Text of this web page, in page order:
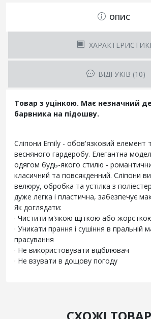
ОПИС
ВІДГУКІВ (10)
Товар з уцінкою. Має незначний
барвника на підошву.
Сліпони Emily - обов'язковий елемент
весняного гардеробу. Елегантна
одягом будь-якого стилю -
класичний та повсякденний. Сліпони
велюру, обробка та устілка з
дуже легка і пластична, забезпечує
Як доглядати:
· Чистити м'якою щіткою або
· Уникати прання і сушіння в пральній
прасування
· Не використовувати відбілювач
· Не взувати в дощову погоду